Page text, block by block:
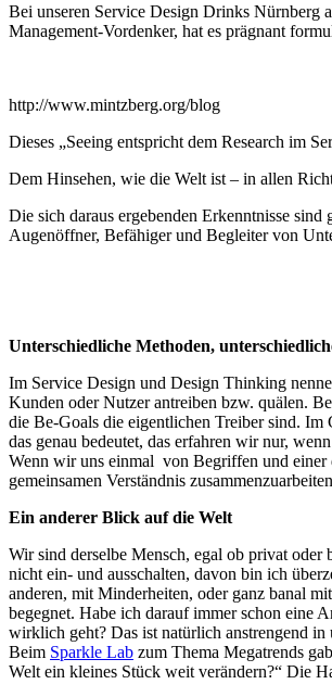
Bei unseren Service Design Drinks Nürnberg
Management-Vordenker, hat es prägnant
http://www.mintzberg.org/blog
Dieses „Seeing entspricht dem Research im
Dem Hinsehen, wie die Welt ist – in allen
Die sich daraus ergebenden Erkenntnisse
Augenöffner, Befähiger und Begleiter von
Unterschiedliche Methoden,
Im Service Design und Design Thinking
Kunden oder Nutzer antreiben bzw. quälen.
die Be-Goals die eigentlichen Treiber sind. Im
das genau bedeutet, das erfahren wir nur,
Wenn wir uns einmal von Begriffen und einer
gemeinsamen Verständnis
Ein anderer Blick auf die Welt
Wir sind derselbe Mensch, egal ob privat oder
nicht ein- und ausschalten, davon bin ich
anderen, mit Minderheiten, oder ganz banal
begegnet. Habe ich darauf immer schon eine
wirklich geht? Das ist natürlich anstrengend
Beim Sparkle Lab zum Thema Megatrends
Welt ein kleines Stück weit verändern?“ Die